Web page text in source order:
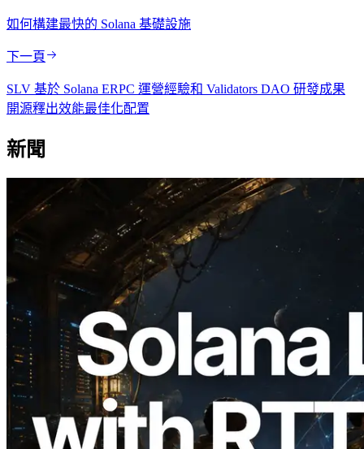
如何構建最快的 Solana 基礎設施
下一頁
SLV 基於 Solana ERPC 運營經驗和 Validators DAO 研發成果
開源釋出效能最佳化配置
新聞
2026.08.05
ERPC 擴展 Solana Leader Slot API：新
增全球 7 個區域的 Ping 測量 —